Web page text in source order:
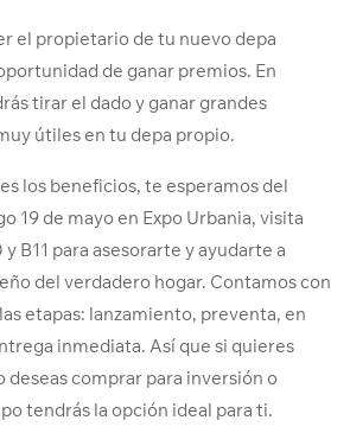
el propietario de tu nuevo depa
de ganar premios. En
tirar el dado y ganar grandes
útiles en tu depa propio.
los beneficios, te esperamos del
19 de mayo en Expo Urbania, visita
B11 para asesorarte y ayudarte a
del verdadero hogar. Contamos con
etapas: lanzamiento, preventa, en
inmediata. Así que si quieres
deseas comprar para inversión o
tendrás la opción ideal para ti.